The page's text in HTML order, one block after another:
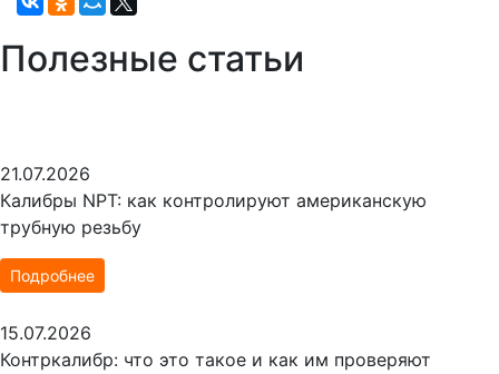
Полезные статьи
21.07.2026
Калибры NPT: как контролируют американскую
трубную резьбу
Подробнее
15.07.2026
Контркалибр: что это такое и как им проверяют